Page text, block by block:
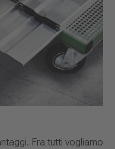
Fra tutti vogliamo